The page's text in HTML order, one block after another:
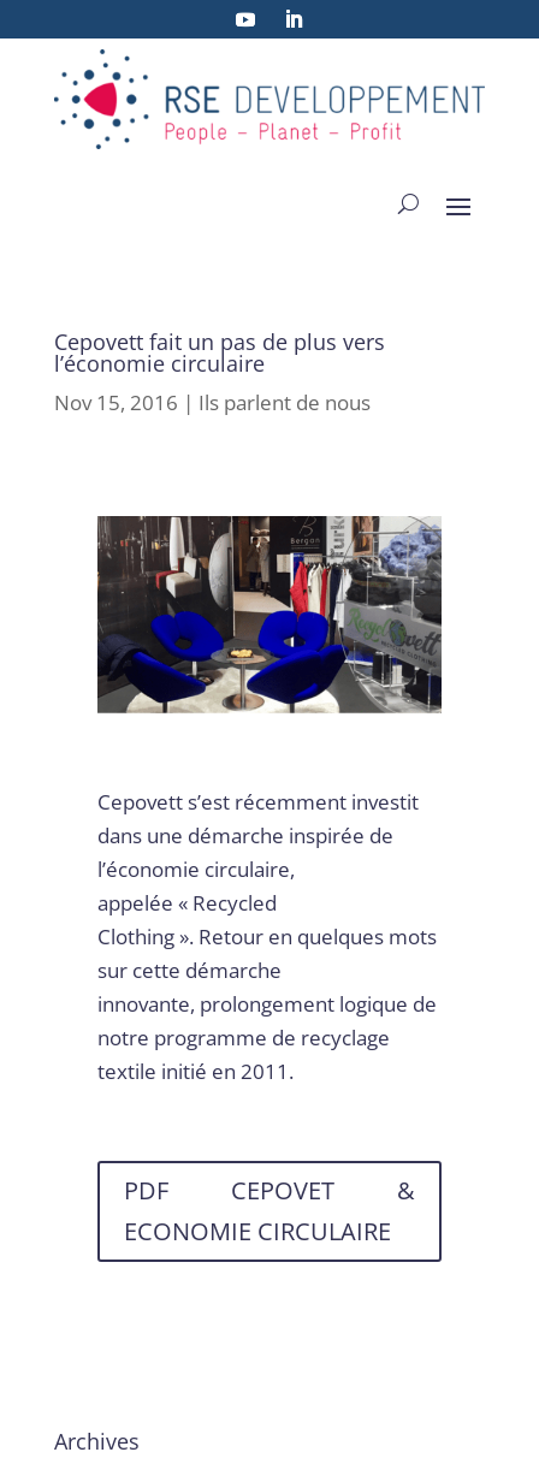
Cepovett fait un pas de plus vers
l’économie circulaire
Nov 15, 2016 | Ils parlent de nous
Cepovett s’est récemment investit
dans une démarche inspirée de
l’économie circulaire,
appelée « Recycled
Clothing ». Retour en quelques mots
sur cette démarche
innovante, prolongement logique de
notre programme de recyclage
textile initié en 2011.
PDF CEPOVET &
ECONOMIE CIRCULAIRE
Archives